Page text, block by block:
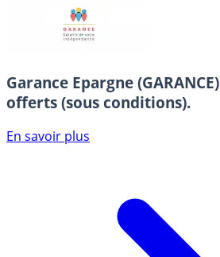
Garance Epargne (GARANCE)
offerts (sous conditions).
En savoir plus